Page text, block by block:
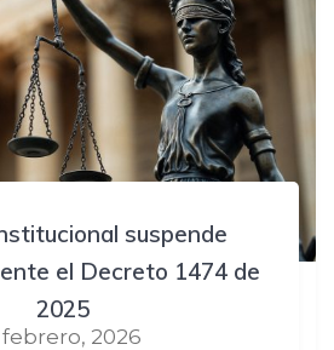
suspende
el Decreto 1474 de
2025
febrero, 2026